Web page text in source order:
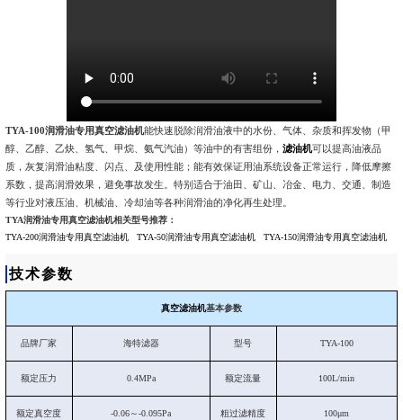
TYA-100润滑油专用真空滤油机能快速脱除润滑油液中的水份、气体、杂质和挥发物（甲
醇、乙醇、乙炔、氢气、甲烷、氨气汽油）等油中的有害组份， 滤油机可以提高油液品
质，灰复润滑油粘度、闪点、及使用性能；能有效保证用油系统设备正常运行，降低摩擦
系数，提高润滑效果，避免事故发生。特别适合于油田、矿山、冶金、电力、交通、制造
等行业对液压油、机械油、冷却油等各种润滑油的净化再生处理。
TYA润滑油专用真空滤油机相关型号推荐：
TYA-200润滑油专用真空滤油机
TYA-50润滑油专用真空滤油机 TYA-150润滑油专用真空滤油机
技术参数
真空滤油机基本参数
品牌厂家 海特滤器 型号 TYA-100
额定压力 0.4MPa 额定流量 100L/min
额定真空度 -0.06～-0.095Pa 粗过滤精度 100μm